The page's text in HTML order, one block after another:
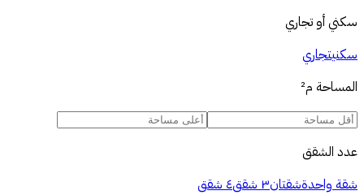
سكني أو تجاري
سكنيتجاري
المساحة م²
عدد الشقق
شقة واحدةشقتان٣ شقق
٤ شقق